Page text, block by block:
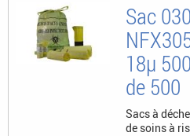
Sac
18µ
de 500
Sacs à
de soins à